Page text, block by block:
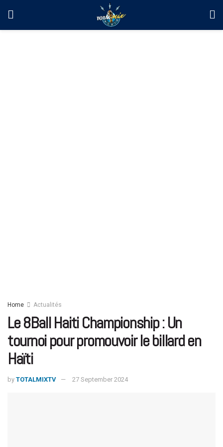
Home Actualités
Le 8Ball Haiti Championship : Un
tournoi pour promouvoir le billard en
Haïti
by TOTALMIXTV 27 September 2024